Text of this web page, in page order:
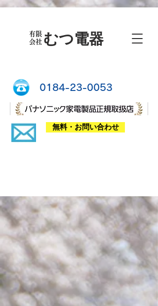
有限
会社 むつ電器
0184-23-0053
無料・お問い合わせ